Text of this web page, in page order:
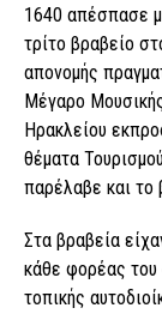
1640 απέσπασε
τρίτο βραβείο
απονομής
Μέγαρο
Ηρακλείου
θέματα
παρέλαβε και το
Στα βραβεία
κάθε φορέας του
τοπικής